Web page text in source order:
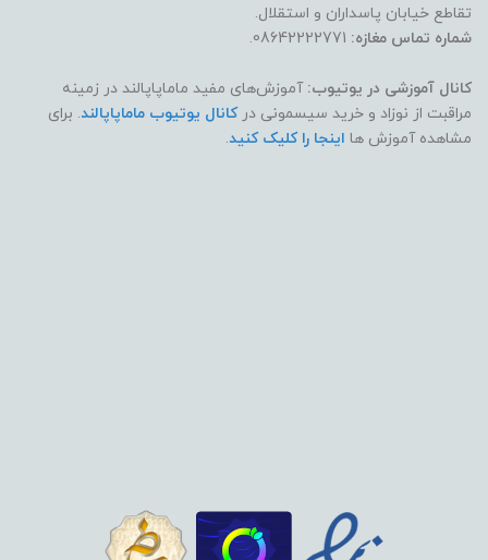
تقاطع خیابان پاسداران و استقلال.
شماره تماس مغازه:
کانال آموزشی در یوتیوب: آموزش‌های مفید ماماپاپالند در زمینه
مراقبت از نوزاد و خرید سیسمونی درکانال یوتیوب ماماپاپالند. برای
مشاهده آموزش ها اینجا را کلیک کنید.